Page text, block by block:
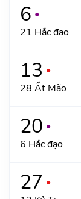
6 ●
21 Hắc đạo
13 ●
28 Ất Mão
20 ●
6 Hắc đạo
27 ●